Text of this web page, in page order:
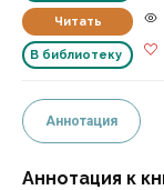
Читать
В библиотеку
Аннотация
Аннотация к